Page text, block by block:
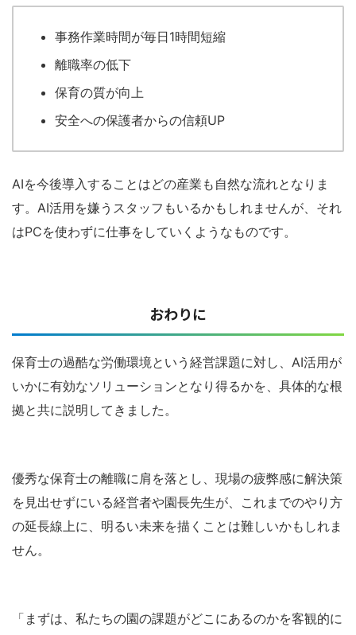
事務作業時間が毎日1時間短縮
離職率の低下
保育の質が向上
安全への保護者からの信頼UP
AIを今後導入することはどの産業も自然な流れとなりま
す。AI活用を嫌うスタッフもいるかもしれませんが、それ
はPCを使わずに仕事をしていくようなものです。
おわりに
保育士の過酷な労働環境という経営課題に対し、AI活用が
いかに有効なソリューションとなり得るかを、具体的な根
拠と共に説明してきました。
優秀な保育士の離職に肩を落とし、現場の疲弊感に解決策
を見出せずにいる経営者や園長先生が、これまでのやり方
の延長線上に、明るい未来を描くことは難しいかもしれま
せん。
「まずは、私たちの園の課題がどこにあるのかを客観的に